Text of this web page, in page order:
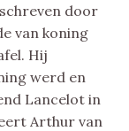
door
van koning
Hij
werd en
Lancelot in
Arthur van